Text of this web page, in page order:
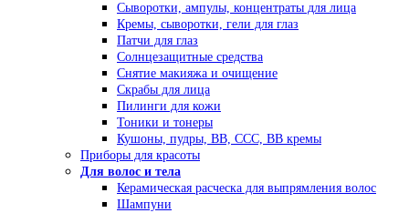
Сыворотки, ампулы, концентраты для лица
Кремы, сыворотки, гели для глаз
Патчи для глаз
Солнцезащитные средства
Снятие макияжа и очищение
Скрабы для лица
Пилинги для кожи
Тоники и тонеры
Кушоны, пудры, ВВ, ССС, ВВ кремы
Приборы для красоты
Для волос и тела
Керамическая расческа для выпрямления волос
Шампуни